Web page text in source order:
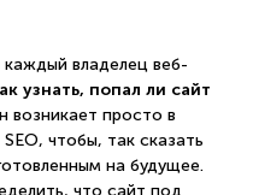
каждый владелец веб-
узнать, попал ли сайт
возникает просто в
чтобы, так сказать
на будущее.
что сайт под